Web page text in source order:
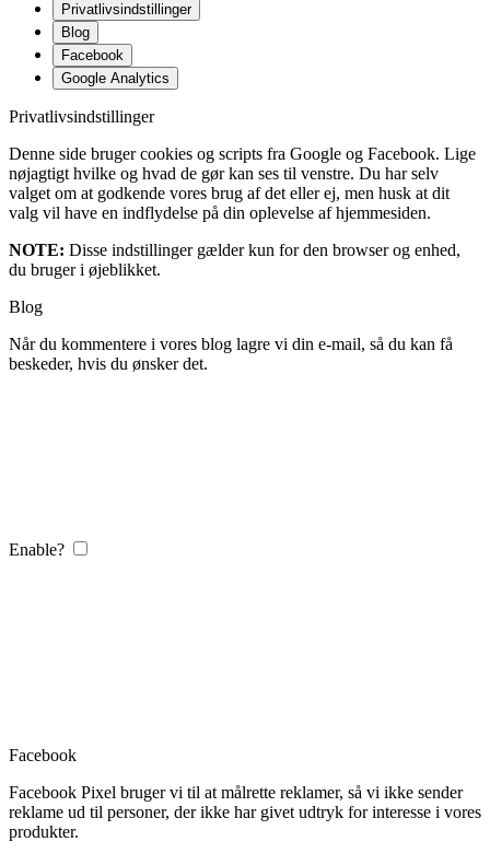
Privatlivsindstillinger
Blog
Facebook
Google Analytics
Privatlivsindstillinger
Denne side bruger cookies og scripts fra Google og Facebook. Lige
nøjagtigt hvilke og hvad de gør kan ses til venstre. Du har selv
valget om at godkende vores brug af det eller ej, men husk at dit
valg vil have en indflydelse på din oplevelse af hjemmesiden.
NOTE: Disse indstillinger gælder kun for den browser og enhed,
du bruger i øjeblikket.
Blog
Når du kommentere i vores blog lagre vi din e-mail, så du kan få
beskeder, hvis du ønsker det.
Enable?
Facebook
Facebook Pixel bruger vi til at målrette reklamer, så vi ikke sender
reklame ud til personer, der ikke har givet udtryk for interesse i vores
produkter.